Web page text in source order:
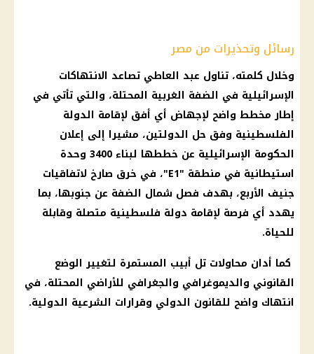
رسائل وتحذيرات من مصر
وخلال كلمته، تناول عبد العاطي تصاعد الانتهاكات
الإسرائيلية في الضفة الغربية المحتلة، والتي تأتي في
إطار مخطط واضح لإجهاض أي أفق لإقامة الدولة
الفلسطينية وفق حل الدولتين، مشيرا إلى إعلان
الحكومة الإسرائيلية عن خططها لبناء 3400 وحدة
استيطانية في منطقة "E1"، في خرق صارخ لاتفاقيات
جنيف الأربع، بهدف فصل شمال الضفة عن جنوبها، بما
يهدد أي فرصة لإقامة دولة فلسطينية متصلة وقابلة
للحياة.
كما أدان محاولات تل أبيب المستمرة لتغيير الوضع
القانوني والديموغرافي والجغرافي للأراضي المحتلة، في
انتهاك واضح للقانون الدولي وقرارات الشرعية الدولية.